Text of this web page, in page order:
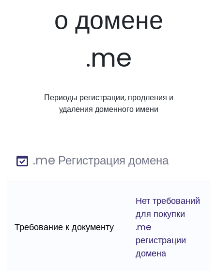
о домене
.me
Периоды регистрации, продления и
удаления доменного имени
.me Регистрация домена
Требование к документу
Нет требований
для покупки
.me
регистрации
домена